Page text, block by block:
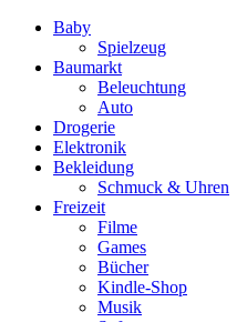
Baby
Spielzeug
Baumarkt
Beleuchtung
Auto
Drogerie
Elektronik
Bekleidung
Schmuck & Uhren
Freizeit
Filme
Games
Bücher
Kindle-Shop
Musik